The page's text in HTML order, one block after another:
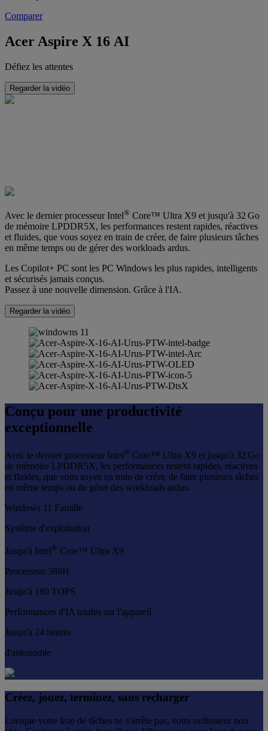
Comparer
Acer Aspire X 16 AI
Défiez les attentes
Regarder la vidéo
Avec le dernier processeur Intel® Core™ Ultra X9 et jusqu'à 32 Go
de mémoire LPDDR5X, les performances restent rapides, réactives
et fluides, que vous soyez en train de créer, de faire plusieurs tâches
en même temps ou de gérer des workloads ardus.
Les Copilot+ PC sont les PC Windows les plus rapides, intelligents
et sécurisés jamais conçus.
Passez à une nouvelle dimension. Grâce à l'IA.
Regarder la vidéo
Conçu pour une productivité
exceptionnelle
Avec le dernier processeur Intel® Core™ Ultra X9 et jusqu'à 32 Go
de mémoire LPDDR5X, les performances restent rapides, réactives
et fluides, que vous soyez en train de créer, de faire plusieurs tâches
en même temps ou de gérer des workloads ardus.
Windows 11 Famille
Système d'exploitation
Jusqu'à Intel® Core™ Ultra X9
Processeur 388H
Jusqu'à 180 TOPS
Performances d'IA totales sur l'appareil
Jusqu'à 24 heures
d'autonomie
Créez, jouez, terminez, sans recharger
Lorsque votre liste de tâches ne s'arrête pas, votre ordinateur non